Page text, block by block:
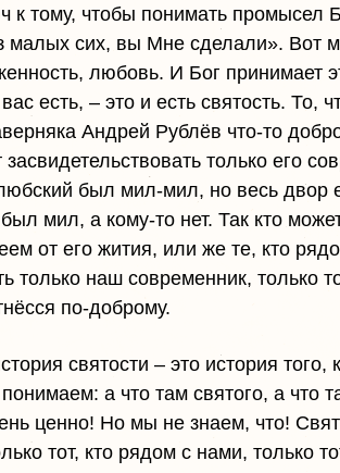
тому, чтобы понимать промысел
малых сих, вы Мне сделали». Вот
любовь. И Бог принимает
есть, – это и есть святость. То,
Андрей Рублёв что-то
только его
был мил-мил, но весь двор
мил, а кому-то нет. Так кто
от его жития, или же те, кто
только наш современник, только
по-доброму.
святости – это история того,
а что там святого, а что
ценно! Но мы не знаем, что!
тот, кто рядом с нами, только